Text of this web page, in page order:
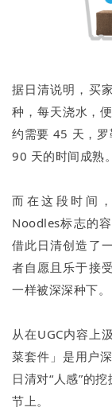
据日清说明，买
种，每天浇水，
约需要 45 天，
90 天的时间成熟。
而在这段时间
Noodles标志的
借此日清创造了
者自愿且乐于接
一样被深深种下。
从在UGC内容上
菜套件」是用户
日清对“人感”的
节上。